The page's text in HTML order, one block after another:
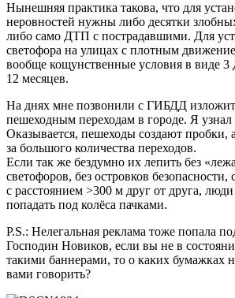
Нынешняя практика такова, что для
неровностей нужны либо десятки
либо само ДТП с пострадавшими. Для
светофора на улицах с плотным
вообще кощунственные условия в виде
12 месяцев.
На днях мне позвонили с ГИБДД
пешеходным переходам в городе. Я
Оказывается, пешеходы создают пробки,
за большого количества переходов.
Если так же бездумно их лепить без
светофоров, без островков
с расстоянием >300 м друг от друга,
попадать под колёса пачками.
P.S.: Нелегальная реклама тоже попала
Господин Новиков, если вы не в
такими баннерами, то о каких бумажках
вами говорить?